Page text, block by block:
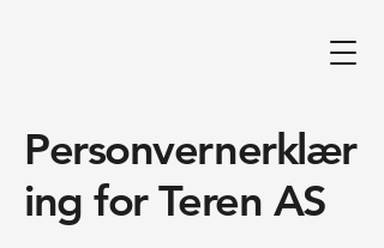
Personvernerklær
ing for Teren AS